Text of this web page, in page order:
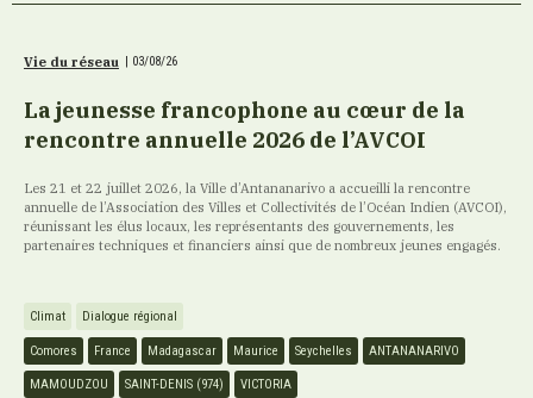
Vie du réseau | 03/08/26
La jeunesse francophone au cœur de la
rencontre annuelle 2026 de l’AVCOI
Les 21 et 22 juillet 2026, la Ville d’Antananarivo a accueilli la rencontre
annuelle de l’Association des Villes et Collectivités de l’Océan Indien (AVCOI),
réunissant les élus locaux, les représentants des gouvernements, les
partenaires techniques et financiers ainsi que de nombreux jeunes engagés.
Climat Dialogue régional
Comores France Madagascar Maurice Seychelles ANTANANARIVO
MAMOUDZOU SAINT-DENIS (974) VICTORIA